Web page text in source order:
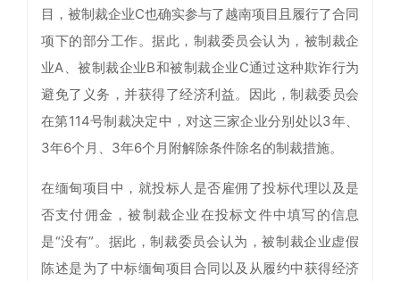
目，被制裁企业C也确实参与了越南项目且履行了合同
项下的部分工作。据此，制裁委员会认为，被制裁企
业A、被制裁企业B和被制裁企业C通过这种欺诈行为
避免了义务，并获得了经济利益。因此，制裁委员会
在第114号制裁决定中，对这三家企业分别处以3年、
3年6个月、3年6个月附解除条件除名的制裁措施。
在缅甸项目中，就投标人是否雇佣了投标代理以及是
否支付佣金，被制裁企业在投标文件中填写的信息
是“没有”。据此，制裁委员会认为，被制裁企业虚假
陈述是为了中标缅甸项目合同以及从履约中获得经济